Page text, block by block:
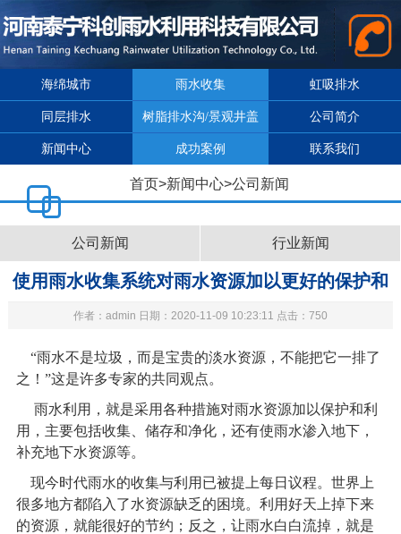
海绵城市 雨水收集 虹吸排水
同层排水 树脂排水沟/景观井盖 公司简介
新闻中心 成功案例 联系我们
首页>新闻中心>公司新闻
公司新闻 行业新闻
使用雨水收集系统对雨水资源加以更好的保护和
利用
作者：admin 日期：2020-11-09 10:23:11 点击：750
“雨水不是垃圾，而是宝贵的淡水资源，不能把它一排了
之！”这是许多专家的共同观点。
雨水利用，就是采用各种措施对雨水资源加以保护和利
用，主要包括收集、储存和净化，还有使雨水渗入地下，
补充地下水资源等。
现今时代雨水的收集与利用已被提上每日议程。世界上
很多地方都陷入了水资源缺乏的困境。利用好天上掉下来
的资源，就能很好的节约；反之，让雨水白白流掉，就是